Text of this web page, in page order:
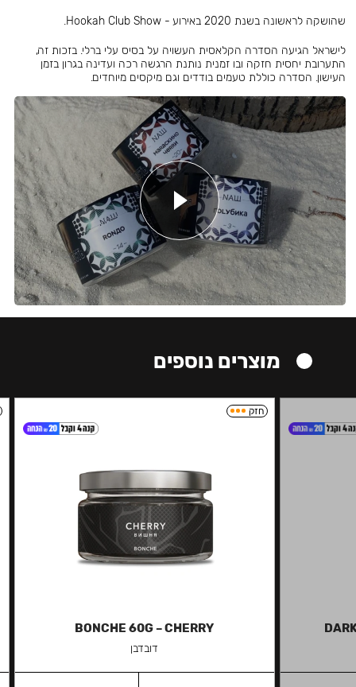
שהושקה לראשונה בשנת 2020 באירוע - Hookah Club Show.
לישראל הגיעה הסדרה הקלאסית העשויה על בסיס עלי ברלי. בזכות זה,
התערובת יחסית חזקה ובו זמנית נותנת הרגשה רכה ועדינה בגרון בזמן
העישון. הסדרה כוללת טעמים בודדים וגם מיקסים מיוחדים.
מוצרים נוספים
חזק
BONCHE 60G – CHERRY
דובדבן